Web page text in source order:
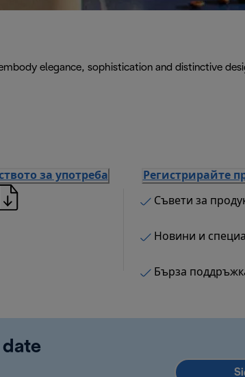
elegance, sophistication and distinctive
за употреба Регистрирайте
Съвети за
Новини и
Бърза